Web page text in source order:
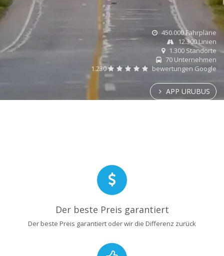
450.000 Fahrpläne
12.300 Linien
1.300 Standorte
70 Unternehmen
1.230
bewertungen Google
APP URUBUS
Der beste Preis garantiert
Der beste Preis garantiert oder wir die Differenz zurück